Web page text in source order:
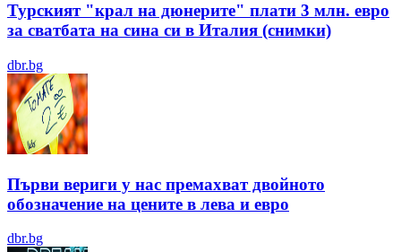
Турският "крал на дюнерите" плати 3 млн. евро
за сватбата на сина си в Италия (снимки)
dbr.bg
Първи вериги у нас премахват двойното
обозначение на цените в лева и евро
dbr.bg